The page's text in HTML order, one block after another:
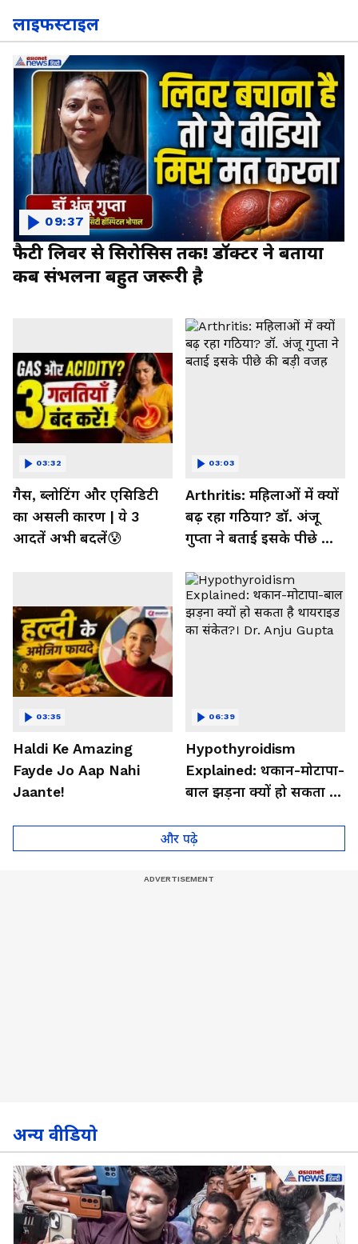
लाइफस्टाइल
फैटी लिवर से सिरोसिस तक! डॉक्टर ने बताया
कब संभलना बहुत जरूरी है
09:37
गैस, ब्लोटिंग और एसिडिटी
का असली कारण | ये 3
आदतें अभी बदलें😰
03:32
Arthritis: महिलाओं में क्यों
बढ़ रहा गठिया? डॉ. अंजू
गुप्ता ने बताई इसके पीछे की
03:03
Haldi Ke Amazing
Fayde Jo Aap Nahi
Jaante!
03:35
Hypothyroidism
Explained: थकान-मोटापा-
बाल झड़ना क्यों हो सकता है
Anju Gupta
06:39
और पढ़े
अन्य वीडियो